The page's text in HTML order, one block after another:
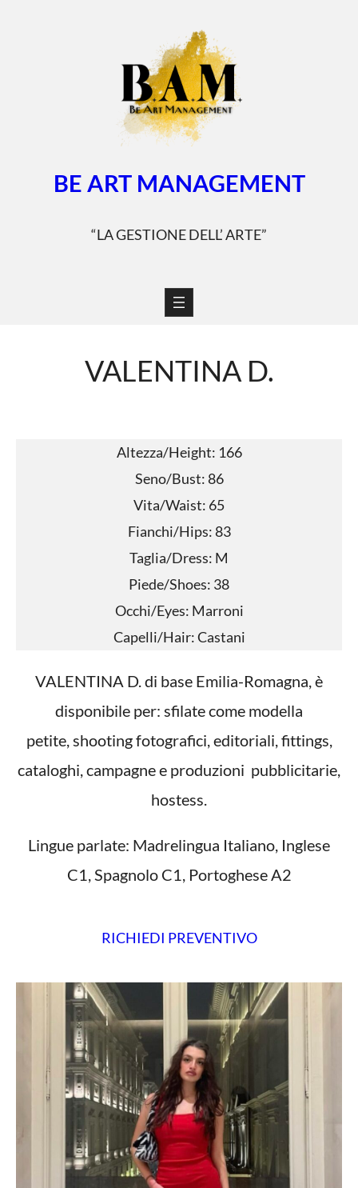
BE ART MANAGEMENT
“LA GESTIONE DELL’ ARTE”
VALENTINA D.
Altezza/Height: 166
Seno/Bust: 86
Vita/Waist: 65
Fianchi/Hips: 83
Taglia/Dress: M
Piede/Shoes: 38
Occhi/Eyes: Marroni
Capelli/Hair: Castani
VALENTINA D. di base Emilia-Romagna, è
disponibile per: sfilate come modella
petite, shooting fotografici, editoriali, fittings,
cataloghi, campagne e produzioni pubblicitarie,
hostess.
Lingue parlate: Madrelingua Italiano, Inglese
C1, Spagnolo C1, Portoghese A2
RICHIEDI PREVENTIVO